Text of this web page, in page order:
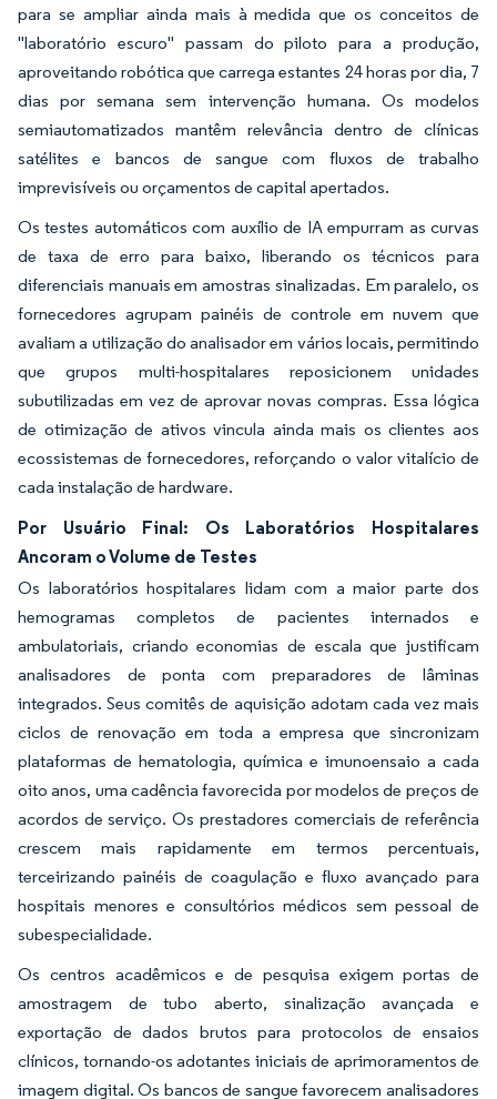
para se ampliar ainda mais à medida que os conceitos de
"laboratório escuro" passam do piloto para a produção,
aproveitando robótica que carrega estantes 24 horas por dia, 7
dias por semana sem intervenção humana. Os modelos
semiautomatizados mantêm relevância dentro de clínicas
satélites e bancos de sangue com fluxos de trabalho
imprevisíveis ou orçamentos de capital apertados.
Os testes automáticos com auxílio de IA empurram as curvas
de taxa de erro para baixo, liberando os técnicos para
diferenciais manuais em amostras sinalizadas. Em paralelo, os
fornecedores agrupam painéis de controle em nuvem que
avaliam a utilização do analisador em vários locais, permitindo
que grupos multi-hospitalares reposicionem unidades
subutilizadas em vez de aprovar novas compras. Essa lógica
de otimização de ativos vincula ainda mais os clientes aos
ecossistemas de fornecedores, reforçando o valor vitalício de
cada instalação de hardware.
Por Usuário Final: Os Laboratórios Hospitalares
Ancoram o Volume de Testes
Os laboratórios hospitalares lidam com a maior parte dos
hemogramas completos de pacientes internados e
ambulatoriais, criando economias de escala que justificam
analisadores de ponta com preparadores de lâminas
integrados. Seus comitês de aquisição adotam cada vez mais
ciclos de renovação em toda a empresa que sincronizam
plataformas de hematologia, química e imunoensaio a cada
oito anos, uma cadência favorecida por modelos de preços de
acordos de serviço. Os prestadores comerciais de referência
crescem mais rapidamente em termos percentuais,
terceirizando painéis de coagulação e fluxo avançado para
hospitais menores e consultórios médicos sem pessoal de
subespecialidade.
Os centros acadêmicos e de pesquisa exigem portas de
amostragem de tubo aberto, sinalização avançada e
exportação de dados brutos para protocolos de ensaios
clínicos, tornando-os adotantes iniciais de aprimoramentos de
imagem digital. Os bancos de sangue favorecem analisadores